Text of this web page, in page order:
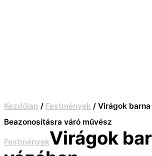
Kezdőlap / Festmények / Virágok
Beazonosításra váró művész
FestményekVirágok